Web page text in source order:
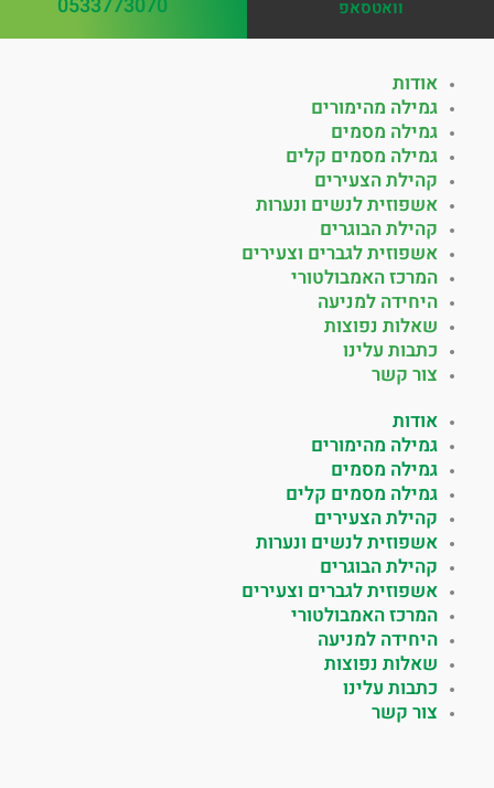
וואטסאפ 0533773070
אודות
גמילה מהימורים
גמילה מסמים
גמילה מסמים קלים
קהילת הצעירים
אשפוזית לנשים ונערות
קהילת הבוגרים
אשפוזית לגברים וצעירים
המרכז האמבולטורי
היחידה למניעה
שאלות נפוצות
כתבות עלינו
צור קשר
אודות
גמילה מהימורים
גמילה מסמים
גמילה מסמים קלים
קהילת הצעירים
אשפוזית לנשים ונערות
קהילת הבוגרים
אשפוזית לגברים וצעירים
המרכז האמבולטורי
היחידה למניעה
שאלות נפוצות
כתבות עלינו
צור קשר